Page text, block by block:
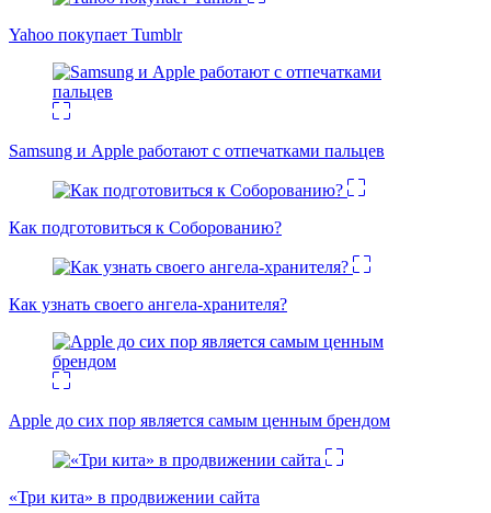
Yahoo покупает Tumblr
Samsung и Apple работают с отпечатками пальцев
Как подготовиться к Соборованию?
Как узнать своего ангела-хранителя?
Apple до сих пор является самым ценным брендом
«Три кита» в продвижении сайта